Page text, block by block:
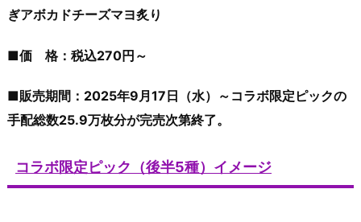
ぎアボカドチーズマヨ炙り
■価 格：税込270円～
■販売期間：2025年9月17日（水）～コラボ限定ピックの
手配総数25.9万枚分が完売次第終了。
コラボ限定ピック（後半5種）イメージ